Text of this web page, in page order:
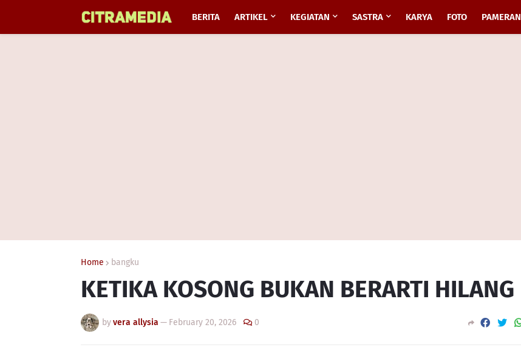
BERITA ARTIKEL KEGIATAN SASTRA KARYA FOTO PAMERAN
Home bangku
KETIKA KOSONG BUKAN BERARTI HILANG
byvera allysia — February 20, 2026 0